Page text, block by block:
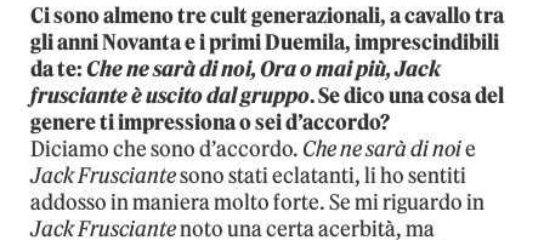
Ci sono almeno tre cult generazionali, a cavallo tra
gli anni Novanta e i primi Duemila, imprescindibili
da te:Che ne sarà di noi, Ora o mai più, Jack
frusciante è uscito dal gruppo. Se dico una cosa del
genere ti impressiona o sei d’accordo?
Diciamo che sono d’accordo. Che ne sarà di noie
Jack Frusciantesono stati eclatanti, li ho sentiti
addosso in maniera molto forte. Se mi riguardo in
Jack Frusciantenoto una certa acerbità, ma